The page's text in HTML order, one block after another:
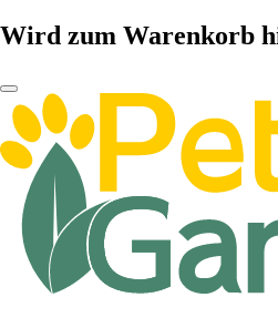
Wird zum Warenkorb